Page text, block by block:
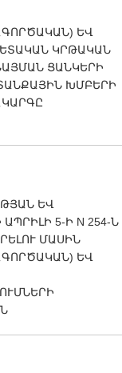
ԵՎ
ԿՐԹԱԿԱՆ
ՑԱՆԿԵՐԻ
ԽՄԲԵՐԻ
ԵՎ
5-Ի N 254-Ն
ՄԱՍԻՆ
ԵՎ